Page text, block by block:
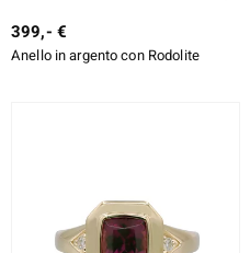
399,- €
Anello in argento con Rodolite